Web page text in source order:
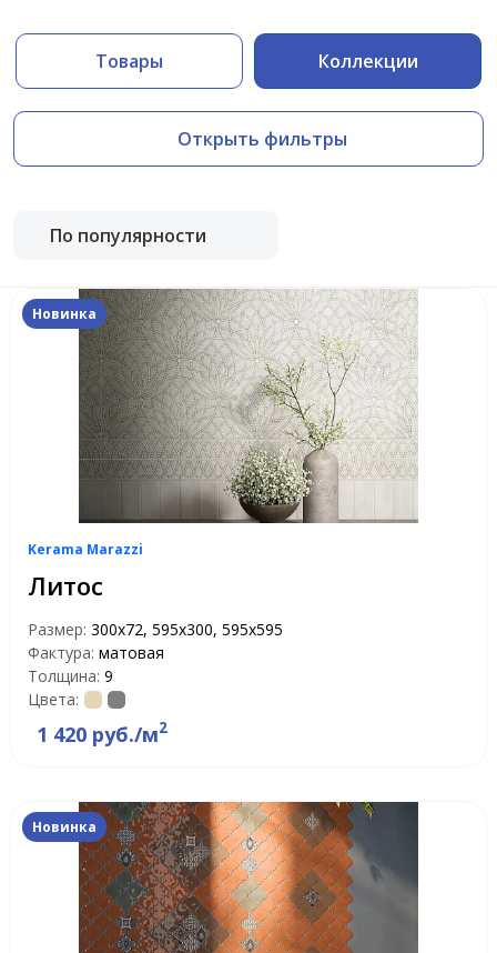
Товары Коллекции
Открыть фильтры
По популярности
Новинка
Kerama Marazzi
Литос
Размер: 300x72, 595x300, 595x595
Фактура: матовая
Толщина: 9
Цвета:
1 420 руб./м2
Новинка